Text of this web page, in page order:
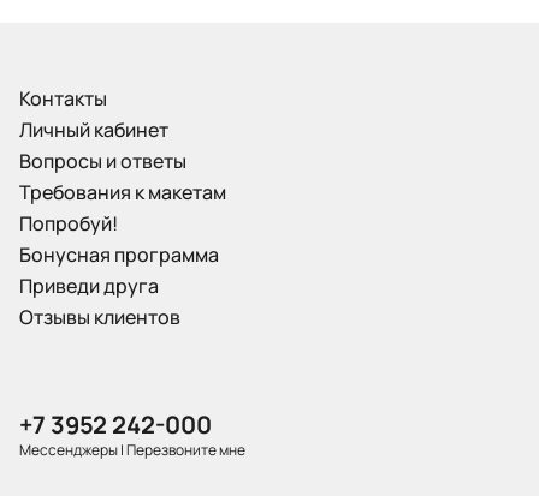
Контакты
Личный кабинет
Вопросы и ответы
Требования к макетам
Попробуй!
Бонусная программа
Приведи друга
Отзывы клиентов
+7 3952 242-000
Мессенджеры|Перезвоните мне